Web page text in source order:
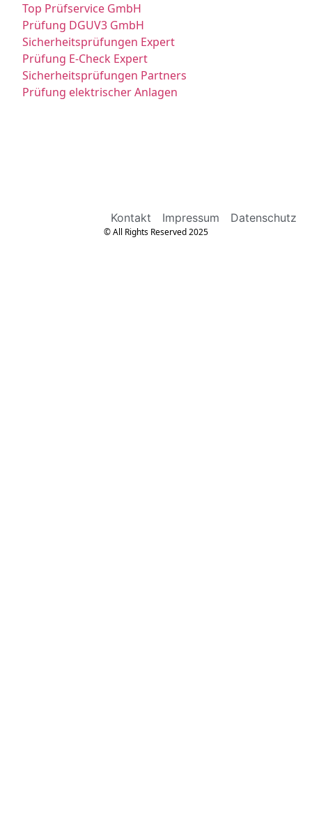
Top Prüfservice GmbH
Prüfung DGUV3 GmbH
Sicherheitsprüfungen Expert
Prüfung E-Check Expert
Sicherheitsprüfungen Partners
Prüfung elektrischer Anlagen
Kontakt Impressum Datenschutz
© All Rights Reserved 2025